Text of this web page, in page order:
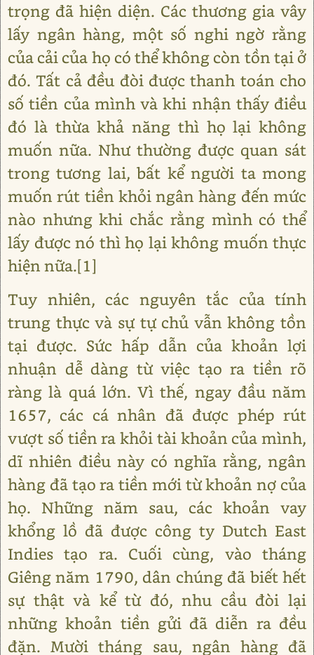
trọng đã hiện diện. Các thương gia vây
lấy ngân hàng, một số nghi ngờ rằng
của cải của họ có thể không còn tồn tại ở
đó. Tất cả đều đòi được thanh toán cho
số tiền của mình và khi nhận thấy điều
đó là thừa khả năng thì họ lại không
muốn nữa. Như thường được quan sát
trong tương lai, bất kể người ta mong
muốn rút tiền khỏi ngân hàng đến mức
nào nhưng khi chắc rằng mình có thể
lấy được nó thì họ lại không muốn thực
hiện nữa.[1]
Tuy nhiên, các nguyên tắc của tính
trung thực và sự tự chủ vẫn không tồn
tại được. Sức hấp dẫn của khoản lợi
nhuận dễ dàng từ việc tạo ra tiền rõ
ràng là quá lớn. Vì thế, ngay đầu năm
1657, các cá nhân đã được phép rút
vượt số tiền ra khỏi tài khoản của mình,
dĩ nhiên điều này có nghĩa rằng, ngân
hàng đã tạo ra tiền mới từ khoản nợ của
họ. Những năm sau, các khoản vay
khổng lồ đã được công ty Dutch East
Indies tạo ra. Cuối cùng, vào tháng
Giêng năm 1790, dân chúng đã biết hết
sự thật và kể từ đó, nhu cầu đòi lại
những khoản tiền gửi đã diễn ra đều
đặn. Mười tháng sau, ngân hàng đã